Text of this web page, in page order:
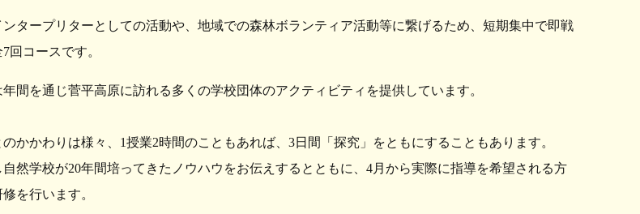
タープリターとしての活動や、地域での森林ボランティア活動等に繋げるため、短期集中で即戦
回コースです。
間を通じ菅平高原に訪れる多くの学校団体のアクティビティを提供しています。
かかわりは様々、1授業2時間のこともあれば、3日間「探究」をともにすることもあります。
然学校が20年間培ってきたノウハウをお伝えするとともに、4月から実際に指導を希望される方
を行います。